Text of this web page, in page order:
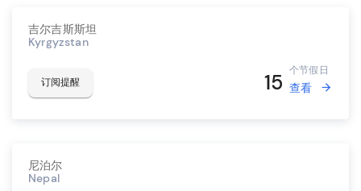
吉尔吉斯斯坦
Kyrgyzstan
订阅提醒 15 个节假日
查看
尼泊尔
Nepal